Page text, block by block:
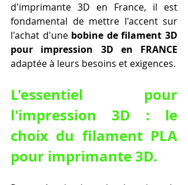
d'imprimante 3D en France, il est
fondamental de mettre l'accent sur
l'achat d'une bobine de filament 3D
pour impression 3D en FRANCE
adaptée à leurs besoins et exigences.
L'essentiel pour
l'impression 3D : le
choix du filament PLA
pour imprimante 3D.